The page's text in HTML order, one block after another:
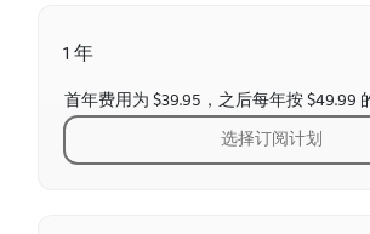
1 年
首年费用为 $39.95，之后每年按 $49.99
选择订阅计划